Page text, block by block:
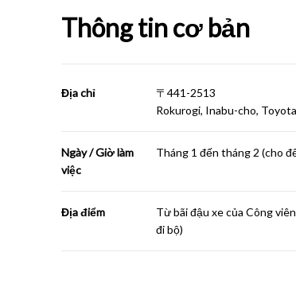
Thông tin cơ bản
Địa chỉ
〒441-2513
Rokurogi, Inabu-cho,
Ngày / Giờ làm
việc
Tháng 1 đến tháng 2 (cho
Địa điểm
Từ bãi đậu xe của Công
đi bộ)